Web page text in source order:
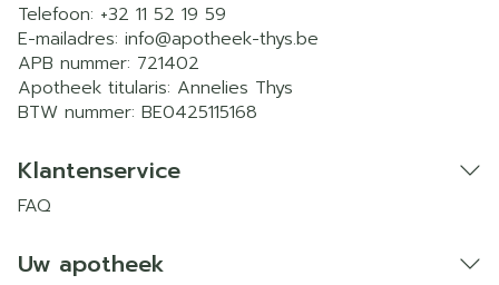
Telefoon: +32 11 52 19 59
E-mailadres: info@apotheek-thys.be
APB nummer: 721402
Apotheek titularis: Annelies Thys
BTW nummer: BE0425115168
Klantenservice
FAQ
Uw apotheek